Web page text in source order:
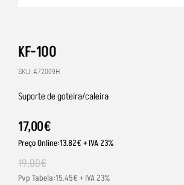
KF-100
SKU: A72009H
Suporte de goteira/caleira
17,00€
Preço Online:13.82€ + IVA 23%
19,00€
Pvp Tabela:15.45€ + IVA 23%